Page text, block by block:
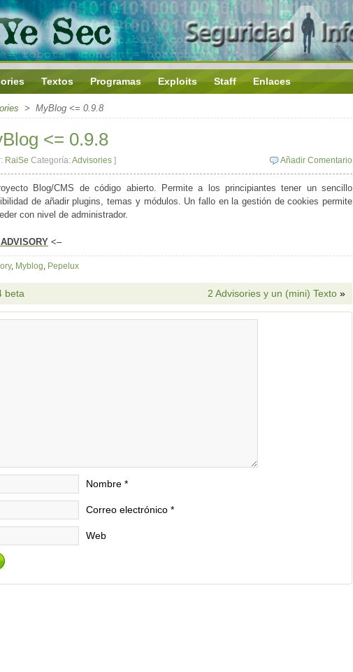
Textos Programas Exploits Staff Enlaces
> MyBlog <= 0.9.8
<= 0.9.8
Añadir Comentario
RaiSe Categoría:Advisories ]
Blog/CMS de código abierto. Permite a los principiantes tener un sencillo
de añadir plugins, temas y módulos. Un fallo en la gestión de cookies permite
con nivel de administrador.
<–
, Myblog, Pepelux
beta 2 Advisories y un (mini) Texto »
Nombre *
Correo electrónico *
Web